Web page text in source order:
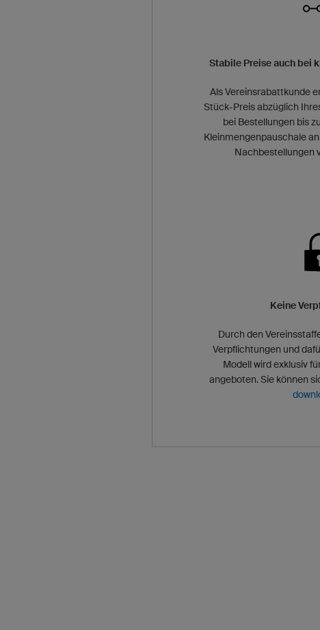
Stabile Preise auch bei
Als Vereinsrabattkunde
Stück-Preis abzüglich
bei Bestellungen bis
Kleinmengenpauschale
Nachbestellungen
Keine
Durch den
Verpflichtungen und
Modell wird exklusiv
angeboten. Sie können